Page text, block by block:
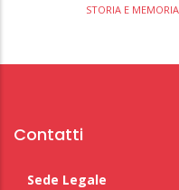
STORIA E MEMORIA
Contatti
Sede Legale